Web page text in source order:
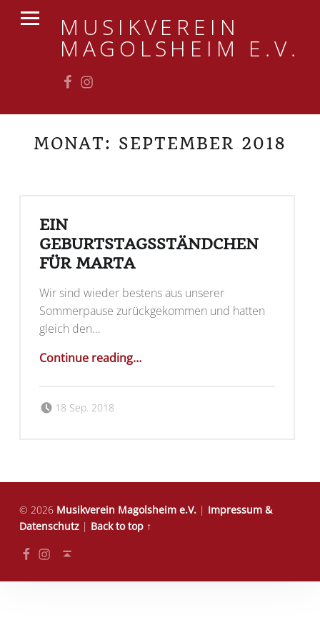
MUSIKVEREIN
MAGOLSHEIM E.V.
MONAT: SEPTEMBER 2018
EIN
GEBURTSTAGSSTÄNDCHEN
FÜR MARTA
Wir sind wieder bestens aus unserer
Sommerpause zurückgekommen und hatten
gleich den…
Continue reading…
18 Sep. 2018
© 2026 Musikverein Magolsheim e.V. | Impressum &
Datenschutz | Back to top ↑
Facebook
Instagram